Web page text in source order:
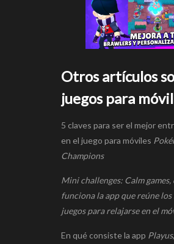
Otros artículos
juegos para móvil
5 claves para ser el mejor
en el juego para móviles
Champions
Mini challenges: Calm games,
funciona la app que reúne los
juegos para relajarse en el
En qué consiste la app Playus